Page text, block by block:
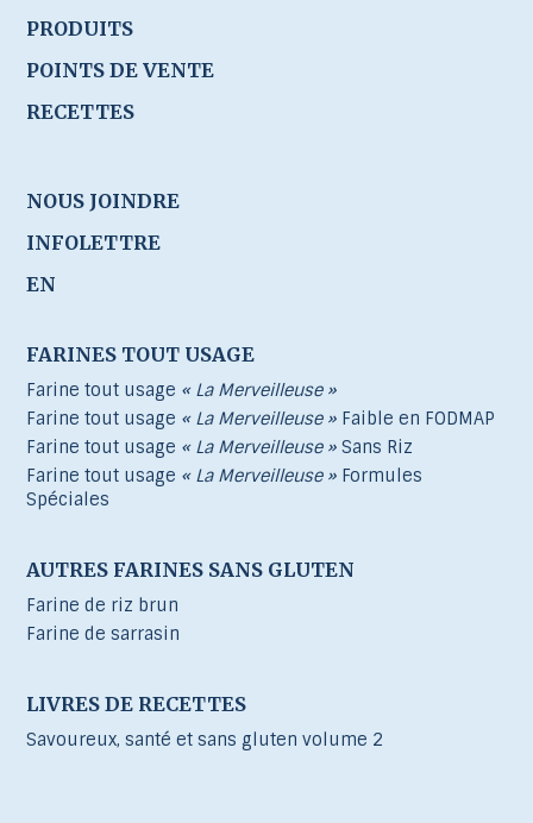
PRODUITS
POINTS DE VENTE
RECETTES
NOUS JOINDRE
INFOLETTRE
EN
FARINES TOUT USAGE
Farine tout usage « La Merveilleuse »
Farine tout usage « La Merveilleuse » Faible en FODMAP
Farine tout usage « La Merveilleuse » Sans Riz
Farine tout usage « La Merveilleuse » Formules
Spéciales
AUTRES FARINES SANS GLUTEN
Farine de riz brun
Farine de sarrasin
LIVRES DE RECETTES
Savoureux, santé et sans gluten volume 2